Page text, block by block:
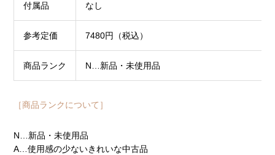
付属品 なし
参考定価 7480円（税込）
商品ランク N…新品・未使用品
［商品ランクについて］
N…新品・未使用品
A…使用感の少ないきれいな中古品